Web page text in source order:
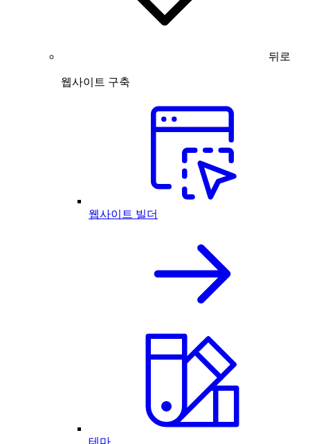
뒤로
웹사이트 구축
웹사이트 빌더
테마